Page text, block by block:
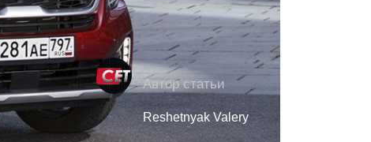
Автор статьи
Reshetnyak Valery